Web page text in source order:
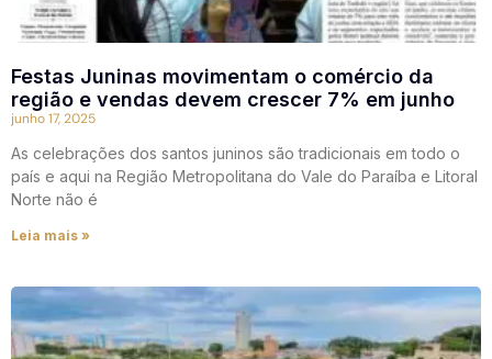
Festas Juninas movimentam o comércio da
região e vendas devem crescer 7% em junho
junho 17, 2025
As celebrações dos santos juninos são tradicionais em todo o
país e aqui na Região Metropolitana do Vale do Paraíba e Litoral
Norte não é
Leia mais »